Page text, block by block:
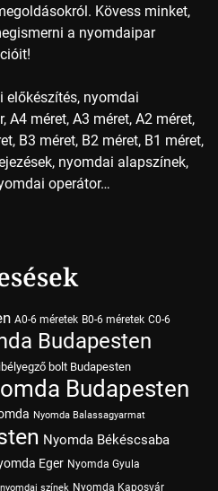
Kövess minket,
a nyomdaipar
előkészítés, nyomdai
A4 méret, A3 méret, A2 méret,
B3 méret, B2 méret, B1 méret,
nyomdai alapszínek,
operátor…
A0-6 méretek B0-6 méretek C0-6
Budapesten
bolt Budapesten
Budapesten
Nyomda Balassagyarmat
Nyomda Békéscsaba
Eger Nyomda Gyula
nyomdai színek Nyomda Kaposvár